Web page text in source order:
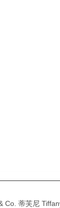
Co. 蒂芙尼